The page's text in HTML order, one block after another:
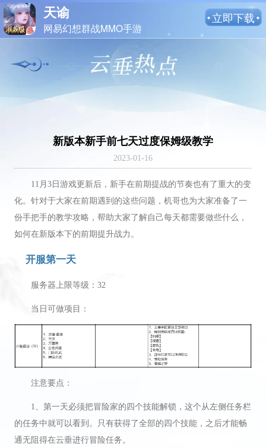
天谕
网易幻想群战MMO手游
立即下载
新版本新手前七天过度保姆级教学
2023-01-16
11月3日游戏更新后，新手在前期提战的节奏也有了重大的变
化。针对于大家在前期遇到的这些问题，机哥也为大家准备了一
份手把手的教学攻略，帮助大家了解自己每天都需要做些什么，
如何在新版本下的前期提升战力。
开服第一天
服务器上限等级：32
当日可做项目：
注意要点：
1、第一天必须把冒险家的四个技能解锁，这个从左侧任务栏
的任务中就可以看到。只有获得了全部的四个技能，之后才能畅
通无阻得在云垂进行冒险任务。